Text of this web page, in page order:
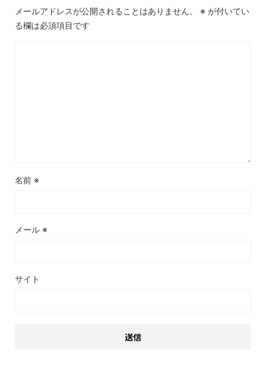
メールアドレスが公開されることはありません。 ※ が付いてい
る欄は必須項目です
名前 ※
メール ※
サイト